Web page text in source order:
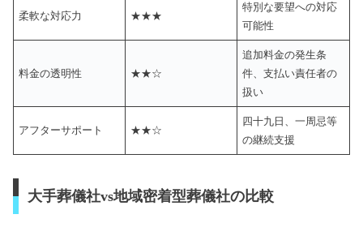
柔軟な対応力 ★★★
特別な要望への対応
可能性
料金の透明性 ★★☆
追加料金の発生条
件、支払い責任者の
扱い
アフターサポート ★★☆
四十九日、一周忌等
の継続支援
大手葬儀社vs地域密着型葬儀社の比較